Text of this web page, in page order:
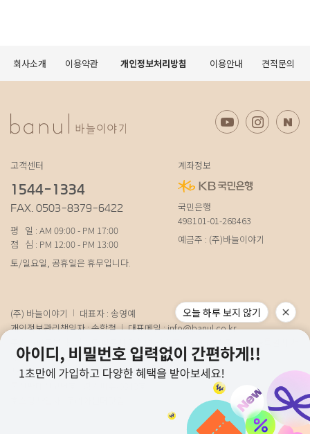
회사소개 이용약관 개인정보처리방침 이용안내 견적문의
고객센터
1544-1334
FAX. 0503-8379-6422
평 일 : AM 09:00 - PM 17:00
점 심 : PM 12:00 - PM 13:00
토/일요일, 공휴일은 휴무입니다.
계좌정보
국민은행
498101-01-268463
예금주 : (주)바늘이야기
(주) 바늘이야기
대표자 : 송영예
개인정보관리책임자 : 송학철
대표메일 :info@banul.co.kr
대문구 연희로11가길 15 (물류) 경기도 파주시 성동로 19-17
사업자번호 : 674-88-00100[사업자정보확인]
오늘 하루 보지 않기